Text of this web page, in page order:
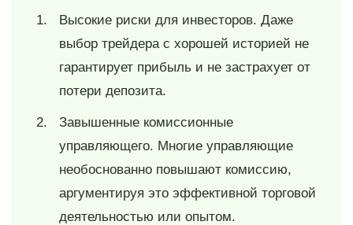
Высокие риски для инвесторов. Даже
выбор трейдера с хорошей историей не
гарантирует прибыль и не застрахует от
потери депозита.
Завышенные комиссионные
управляющего. Многие управляющие
необоснованно повышают комиссию,
аргументируя это эффективной торговой
деятельностью или опытом.